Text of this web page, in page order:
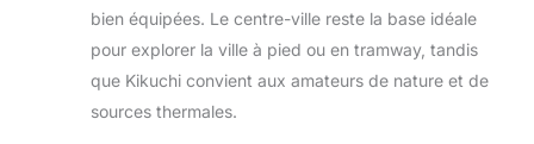
bien équipées. Le centre-ville reste la base idéale
pour explorer la ville à pied ou en tramway, tandis
que Kikuchi convient aux amateurs de nature et de
sources thermales.